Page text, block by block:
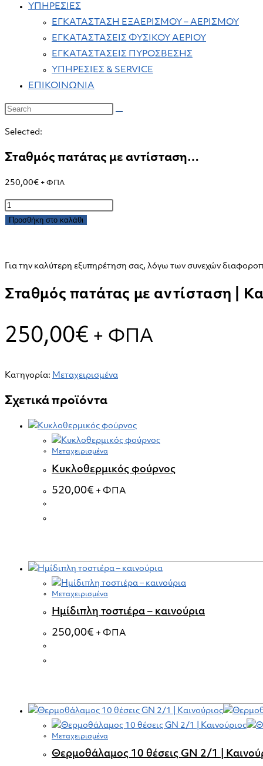
ΥΠΗΡΕΣΙΕΣ
ΕΓΚΑΤΑΣΤΑΣΗ ΕΞΑΕΡΙΣΜΟΥ – ΑΕΡΙΣΜΟΥ
ΕΓΚΑΤΑΣΤΑΣΕΙΣ ΦΥΣΙΚΟΥ ΑΕΡΙΟΥ
ΕΓΚΑΤΑΣΤΑΣΕΙΣ ΠΥΡΟΣΒΕΣΗΣ
ΥΠΗΡΕΣΙΕΣ & SERVICE
ΕΠΙΚΟΙΝΩΝΙΑ
Selected:
Σταθμός πατάτας με αντίσταση…
250,00€ + ΦΠΑ
Σταθμός
πατάτας
|
ποσότητα
Προσθήκη στο καλάθι
Για την καλύτερη εξυπηρέτηση σας, λόγω των συνεχών
Σταθμός πατάτας με αντίσταση |
250,00€ + ΦΠΑ
Κατηγορία: Μεταχειρισμένα
Σχετικά προϊόντα
Μεταχειρισμένα
Κυκλοθερμικός φούρνος
520,00€ + ΦΠΑ
Μεταχειρισμένα
Ημίδιπλη τοστιέρα – καινούρια
250,00€ + ΦΠΑ
Μεταχειρισμένα
Θερμοθάλαμος 10 θέσεις GN 2/1 |